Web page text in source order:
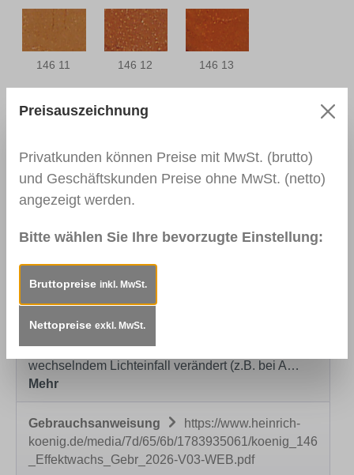
146 11 146 12 146 13
146 14 146 17 146 18
146 19 146 20
Beschreibung
Einsatzbereiche:Speziell für
Echtholz-Oberflächen, deren Farbwirkung sich bei
wechselndem Lichteinfall verändert (z.B. bei A…
Mehr
Gebrauchsanweisung
https://www.heinrich-
koenig.de/media/7d/65/6b/1783935061/koenig_146
_Effektwachs_Gebr_2026-V03-WEB.pdf
Preisauszeichnung
Privatkunden können Preise mit MwSt. (brutto)
und Geschäftskunden Preise ohne MwSt. (netto)
angezeigt werden.
Bitte wählen Sie Ihre bevorzugte Einstellung:
Bruttopreise inkl. MwSt.
Nettopreise exkl. MwSt.